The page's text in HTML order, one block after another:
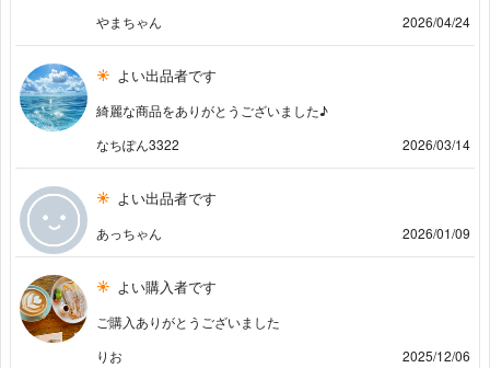
やまちゃん
2026/04/24
よい出品者です
綺麗な商品をありがとうございました♪
なちぽん3322
2026/03/14
よい出品者です
あっちゃん 2026/01/09
よい購入者です
ご購入ありがとうございました
りお
2025/12/06